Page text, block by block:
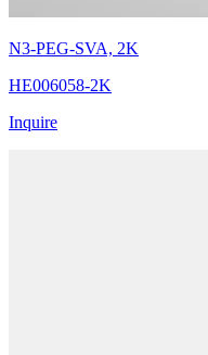
N3-PEG-SVA, 2K
HE006058-2K
Inquire